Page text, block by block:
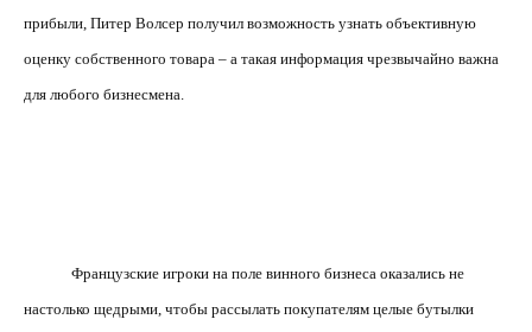
прибыли, Питер Волсер получил возможность узнать объективную
оценку собственного товара – а такая информация чрезвычайно важна
для любого бизнесмена.
Французские игроки на поле винного бизнеса оказались не
настолько щедрыми, чтобы рассылать покупателям целые бутылки